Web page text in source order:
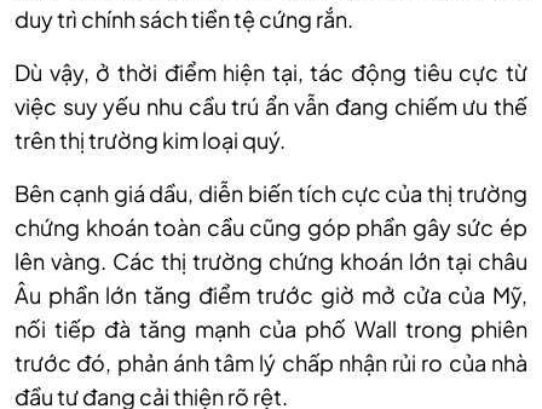
duy trì chính sách tiền tệ cứng rắn.
Dù vậy, ở thời điểm hiện tại, tác động tiêu cực từ
việc suy yếu nhu cầu trú ẩn vẫn đang chiếm ưu thế
trên thị trường kim loại quý.
Bên cạnh giá dầu, diễn biến tích cực của thị trường
chứng khoán toàn cầu cũng góp phần gây sức ép
lên vàng. Các thị trường chứng khoán lớn tại châu
Âu phần lớn tăng điểm trước giờ mở cửa của Mỹ,
nối tiếp đà tăng mạnh của phố Wall trong phiên
trước đó, phản ánh tâm lý chấp nhận rủi ro của nhà
đầu tư đang cải thiện rõ rệt.